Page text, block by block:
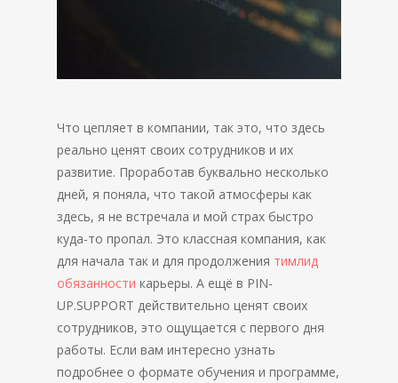
Что цепляет в компании, так это, что здесь
реально ценят своих сотрудников и их
развитие. Проработав буквально несколько
дней, я поняла, что такой атмосферы как
здесь, я не встречала и мой страх быстро
куда-то пропал. Это классная компания, как
для начала так и для продолжения тимлид
обязанности карьеры. А ещё в PIN-
UP.SUPPORT действительно ценят своих
сотрудников, это ощущается с первого дня
работы. Если вам интересно узнать
подробнее о формате обучения и программе,